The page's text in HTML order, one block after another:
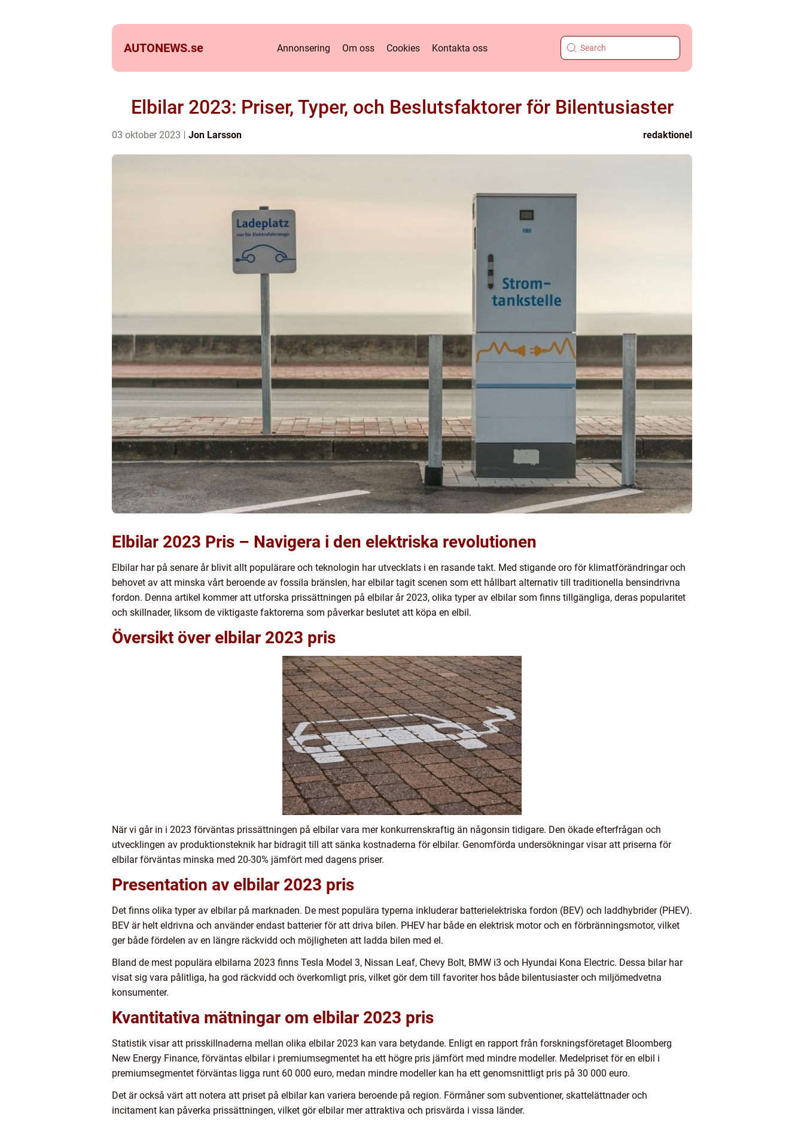
AUTONEWS.se Annonsering Om oss Cookies Kontakta oss
Elbilar 2023: Priser, Typer, och Beslutsfaktorer för Bilentusiaster
03 oktober 2023 Jon Larsson redaktionel
Elbilar 2023 Pris – Navigera i den elektriska revolutionen
Elbilar har på senare år blivit allt populärare och teknologin har utvecklats i en rasande takt. Med stigande oro för klimatförändringar och
behovet av att minska vårt beroende av fossila bränslen, har elbilar tagit scenen som ett hållbart alternativ till traditionella bensindrivna
fordon. Denna artikel kommer att utforska prissättningen på elbilar år 2023, olika typer av elbilar som finns tillgängliga, deras popularitet
och skillnader, liksom de viktigaste faktorerna som påverkar beslutet att köpa en elbil.
Översikt över elbilar 2023 pris
När vi går in i 2023 förväntas prissättningen på elbilar vara mer konkurrenskraftig än någonsin tidigare. Den ökade efterfrågan och
utvecklingen av produktionsteknik har bidragit till att sänka kostnaderna för elbilar. Genomförda undersökningar visar att priserna för
elbilar förväntas minska med 20-30% jämfört med dagens priser.
Presentation av elbilar 2023 pris
Det finns olika typer av elbilar på marknaden. De mest populära typerna inkluderar batterielektriska fordon (BEV) och laddhybrider (PHEV).
BEV är helt eldrivna och använder endast batterier för att driva bilen. PHEV har både en elektrisk motor och en förbränningsmotor, vilket
ger både fördelen av en längre räckvidd och möjligheten att ladda bilen med el.
Bland de mest populära elbilarna 2023 finns Tesla Model 3, Nissan Leaf, Chevy Bolt, BMW i3 och Hyundai Kona Electric. Dessa bilar har
visat sig vara pålitliga, ha god räckvidd och överkomligt pris, vilket gör dem till favoriter hos både bilentusiaster och miljömedvetna
konsumenter.
Kvantitativa mätningar om elbilar 2023 pris
Statistik visar att prisskillnaderna mellan olika elbilar 2023 kan vara betydande. Enligt en rapport från forskningsföretaget Bloomberg
New Energy Finance, förväntas elbilar i premiumsegmentet ha ett högre pris jämfört med mindre modeller. Medelpriset för en elbil i
premiumsegmentet förväntas ligga runt 60 000 euro, medan mindre modeller kan ha ett genomsnittligt pris på 30 000 euro.
Det är också värt att notera att priset på elbilar kan variera beroende på region. Förmåner som subventioner, skattelättnader och
incitament kan påverka prissättningen, vilket gör elbilar mer attraktiva och prisvärda i vissa länder.